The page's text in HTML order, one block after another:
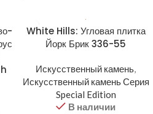
White Hills: Угловая плитка
Йорк Брик 336-55
Искусственный камень,
Искусственный камень Серия
Special Edition
В наличии